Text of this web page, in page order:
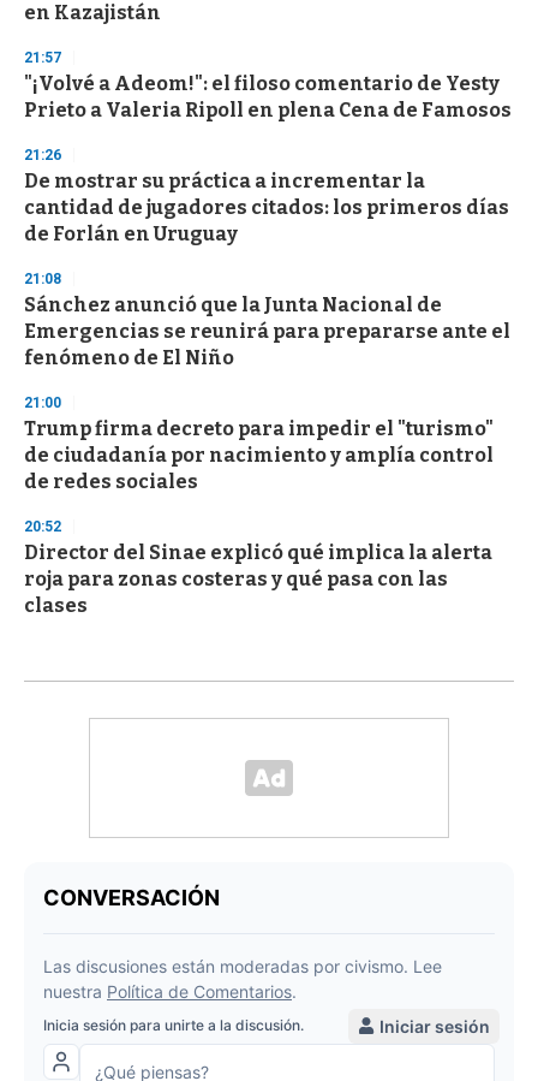
en Kazajistán
21:57
"¡Volvé a Adeom!": el filoso comentario de Yesty
Prieto a Valeria Ripoll en plena Cena de Famosos
21:26
De mostrar su práctica a incrementar la
cantidad de jugadores citados: los primeros días
de Forlán en Uruguay
21:08
Sánchez anunció que la Junta Nacional de
Emergencias se reunirá para prepararse ante el
fenómeno de El Niño
21:00
Trump firma decreto para impedir el "turismo"
de ciudadanía por nacimiento y amplía control
de redes sociales
20:52
Director del Sinae explicó qué implica la alerta
roja para zonas costeras y qué pasa con las
clases